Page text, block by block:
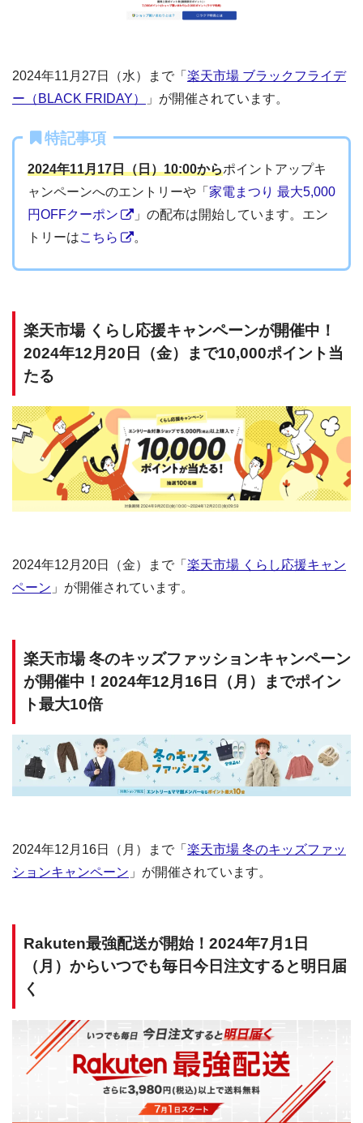
2024年11月27日（水）まで「 楽天市場 ブラックフライデ
ー（BLACK FRIDAY）
」が開催されています。
特記事項
2024年11月17日（日）10:00からポイントアップキ
ャンペーンへのエントリーや「 家電まつり 最大5,000
円OFFクーポン
」の配布は開始しています。エン
トリーはこちら 。
楽天市場 くらし応援キャンペーンが開催中！
2024年12月20日（金）まで10,000ポイント当
たる
2024年12月20日（金）まで「 楽天市場 くらし応援キャン
ペーン 」が開催されています。
楽天市場 冬のキッズファッションキャンペーン
が開催中！2024年12月16日（月）までポイン
ト最大10倍
2024年12月16日（月）まで「 楽天市場 冬のキッズファッ
ションキャンペーン 」が開催されています。
Rakuten最強配送が開始！2024年7月1日
（月）からいつでも毎日今日注文すると明日届
く